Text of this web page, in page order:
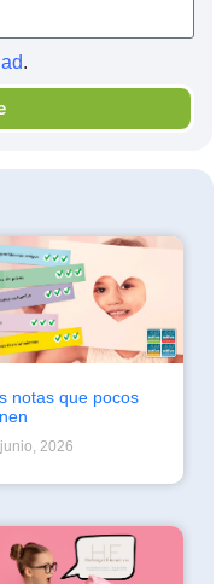
.
notas que pocos
2026